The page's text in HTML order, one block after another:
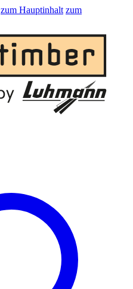
zum Hauptinhalt zum